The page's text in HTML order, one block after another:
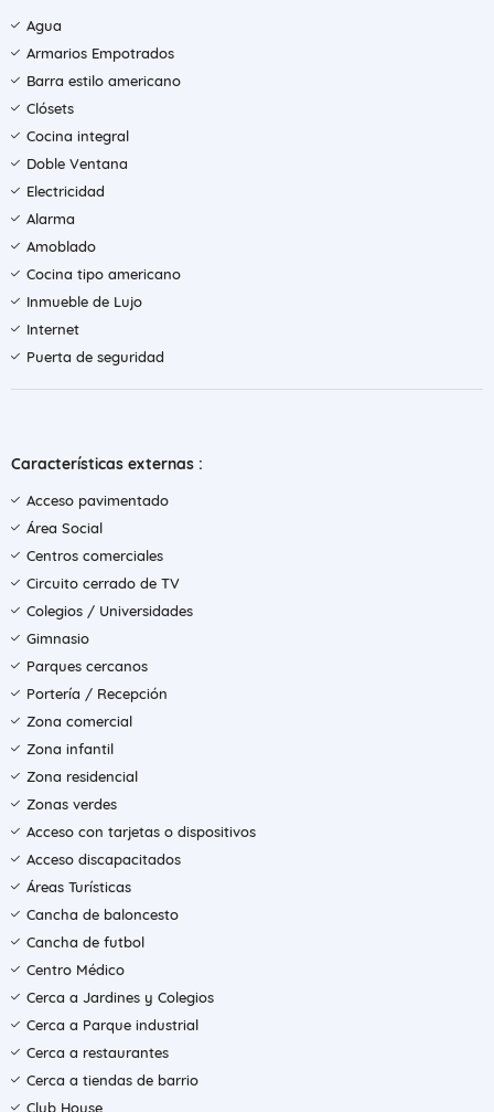
Agua
Armarios Empotrados
Barra estilo americano
Clósets
Cocina integral
Doble Ventana
Electricidad
Alarma
Amoblado
Cocina tipo americano
Inmueble de Lujo
Internet
Puerta de seguridad
Características externas :
Acceso pavimentado
Área Social
Centros comerciales
Circuito cerrado de TV
Colegios / Universidades
Gimnasio
Parques cercanos
Portería / Recepción
Zona comercial
Zona infantil
Zona residencial
Zonas verdes
Acceso con tarjetas o dispositivos
Acceso discapacitados
Áreas Turísticas
Cancha de baloncesto
Cancha de futbol
Centro Médico
Cerca a Jardines y Colegios
Cerca a Parque industrial
Cerca a restaurantes
Cerca a tiendas de barrio
Club House